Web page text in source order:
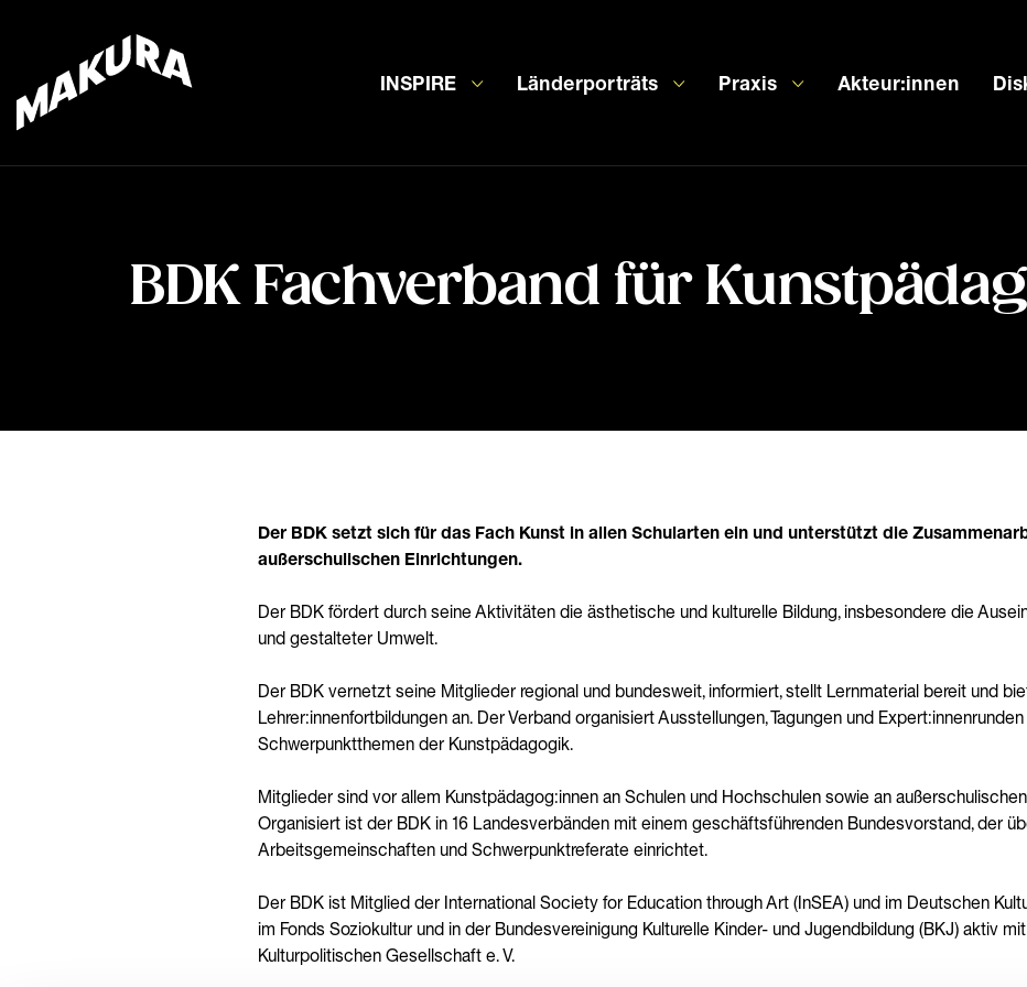
INSPIRE Länderporträts Praxis Akteur:innen
BDK Fachverband für
Der BDK setzt sich für das Fach Kunst in allen Schularten ein und unterstützt die
außerschulischen Einrichtungen.
Der BDK fördert durch seine Aktivitäten die ästhetische und kulturelle Bildung, insbesondere die
und gestalteter Umwelt.
Der BDK vernetzt seine Mitglieder regional und bundesweit, informiert, stellt Lernmaterial bereit und
Lehrer:innenfortbildungen an. Der Verband organisiert Ausstellungen, Tagungen und
Schwerpunktthemen der Kunstpädagogik.
Mitglieder sind vor allem Kunstpädagog:innen an Schulen und Hochschulen sowie an
Organisiert ist der BDK in 16 Landesverbänden mit einem geschäftsführenden Bundesvorstand, der
Arbeitsgemeinschaften und Schwerpunktreferate einrichtet.
Der BDK ist Mitglied der International Society for Education through Art (InSEA) und im Deutschen
im Fonds Soziokultur und in der Bundesvereinigung Kulturelle Kinder- und Jugendbildung (BKJ) aktiv
Kulturpolitischen Gesellschaft e. V.